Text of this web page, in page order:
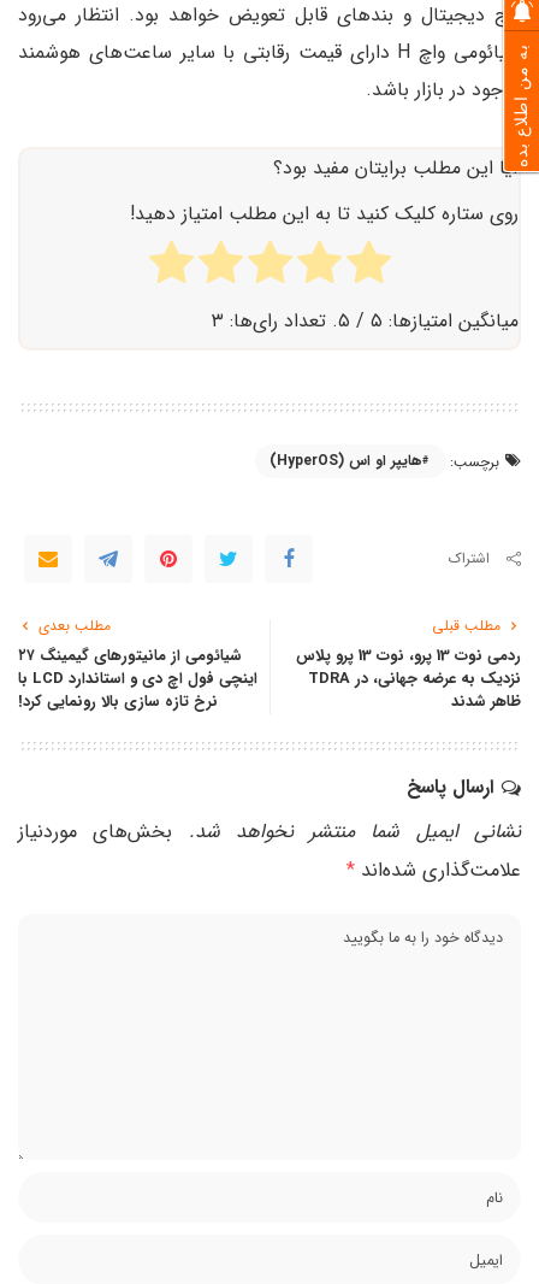
تاج دیجیتال و بند‌های قابل تعویض خواهد بود. انتظار می‌رود
شیائومی واچ H دارای قیمت رقابتی با سایر ساعت‌های هوشمند
موجود در بازار باشد.
آیا این مطلب برایتان مفید بود؟
روی ستاره کلیک کنید تا به این مطلب امتیاز دهید!
میانگین امتیازها: ۵ / ۵. تعداد رای‌ها: ۳
برچسب: هایپر او اس (HyperOS)
اشتراک
مطلب قبلی
ردمی نوت 13 پرو، نوت 13 پرو پلاس
نزدیک به عرضه جهانی، در TDRA
ظاهر شدند
مطلب بعدی
شیائومی ‌از مانیتورهای گیمینگ ۲۷
اینچی فول اچ دی و استاندارد LCD با
نرخ تازه سازی بالا رونمایی کرد!
ارسال پاسخ
نشانی ایمیل شما منتشر نخواهد شد.
بخش‌های موردنیاز
علامت‌گذاری شده‌اند *
به من اطلاع بده